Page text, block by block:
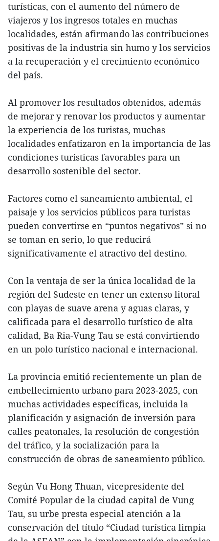
turísticas, con el aumento del número de
viajeros y los ingresos totales en muchas
localidades, están afirmando las contribuciones
positivas de la industria sin humo y los servicios
a la recuperación y el crecimiento económico
del país.
Al promover los resultados obtenidos, además
de mejorar y renovar los productos y aumentar
la experiencia de los turistas, muchas
localidades enfatizaron en la importancia de las
condiciones turísticas favorables para un
desarrollo sostenible del sector.
Factores como el saneamiento ambiental, el
paisaje y los servicios públicos para turistas
pueden convertirse en “puntos negativos” si no
se toman en serio, lo que reducirá
significativamente el atractivo del destino.
Con la ventaja de ser la única localidad de la
región del Sudeste en tener un extenso litoral
con playas de suave arena y aguas claras, y
calificada para el desarrollo turístico de alta
calidad, Ba Ria-Vung Tau se está convirtiendo
en un polo turístico nacional e internacional.
La provincia emitió recientemente un plan de
embellecimiento urbano para 2023-2025, con
muchas actividades específicas, incluida la
planificación y asignación de inversión para
calles peatonales, la resolución de congestión
del tráfico, y la socialización para la
construcción de obras de saneamiento público.
Según Vu Hong Thuan, vicepresidente del
Comité Popular de la ciudad capital de Vung
Tau, su urbe presta especial atención a la
conservación del título “Ciudad turística limpia